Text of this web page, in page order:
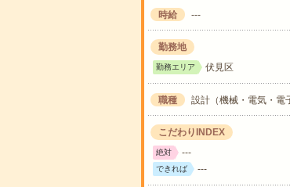
時給 ---
勤務地
勤務エリア 伏見区
職種 設計（機械・電気・電
こだわりINDEX
絶対 ---
できれば ---